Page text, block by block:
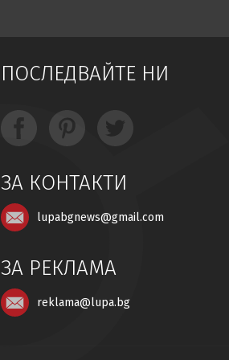
ПОСЛЕДВАЙТЕ НИ
ЗА КОНТАКТИ
lupabgnews@gmail.com
ЗА РЕКЛАМА
reklama@lupa.bg